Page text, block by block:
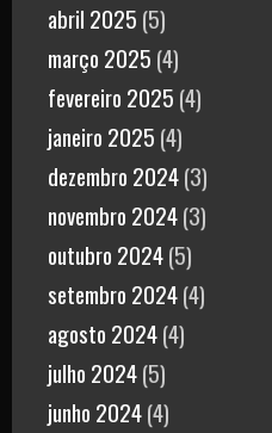
abril 2025 (5)
março 2025 (4)
fevereiro 2025 (4)
janeiro 2025 (4)
dezembro 2024(3)
novembro 2024(3)
outubro 2024(5)
setembro 2024(4)
agosto 2024(4)
julho 2024(5)
junho 2024(4)